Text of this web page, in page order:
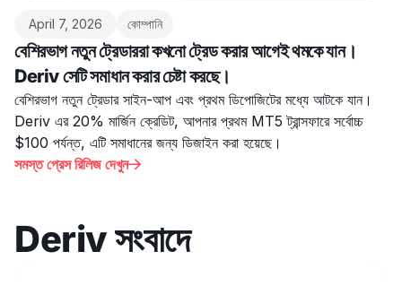
April 7, 2026 কোম্পানি
বেশিরভাগ নতুন ট্রেডাররা কখনো ট্রেড করার আগেই থমকে যান।
Deriv সেটি সমাধান করার চেষ্টা করছে।
বেশিরভাগ নতুন ট্রেডার সাইন-আপ এবং প্রথম ডিপোজিটের মধ্যে আটকে যান।
Deriv এর 20% মার্জিন ক্রেডিট, আপনার প্রথম MT5 ট্রান্সফারে সর্বোচ্চ
$100 পর্যন্ত, এটি সমাধানের জন্য ডিজাইন করা হয়েছে।
সমস্ত প্রেস রিলিজ দেখুন
Deriv সংবাদে